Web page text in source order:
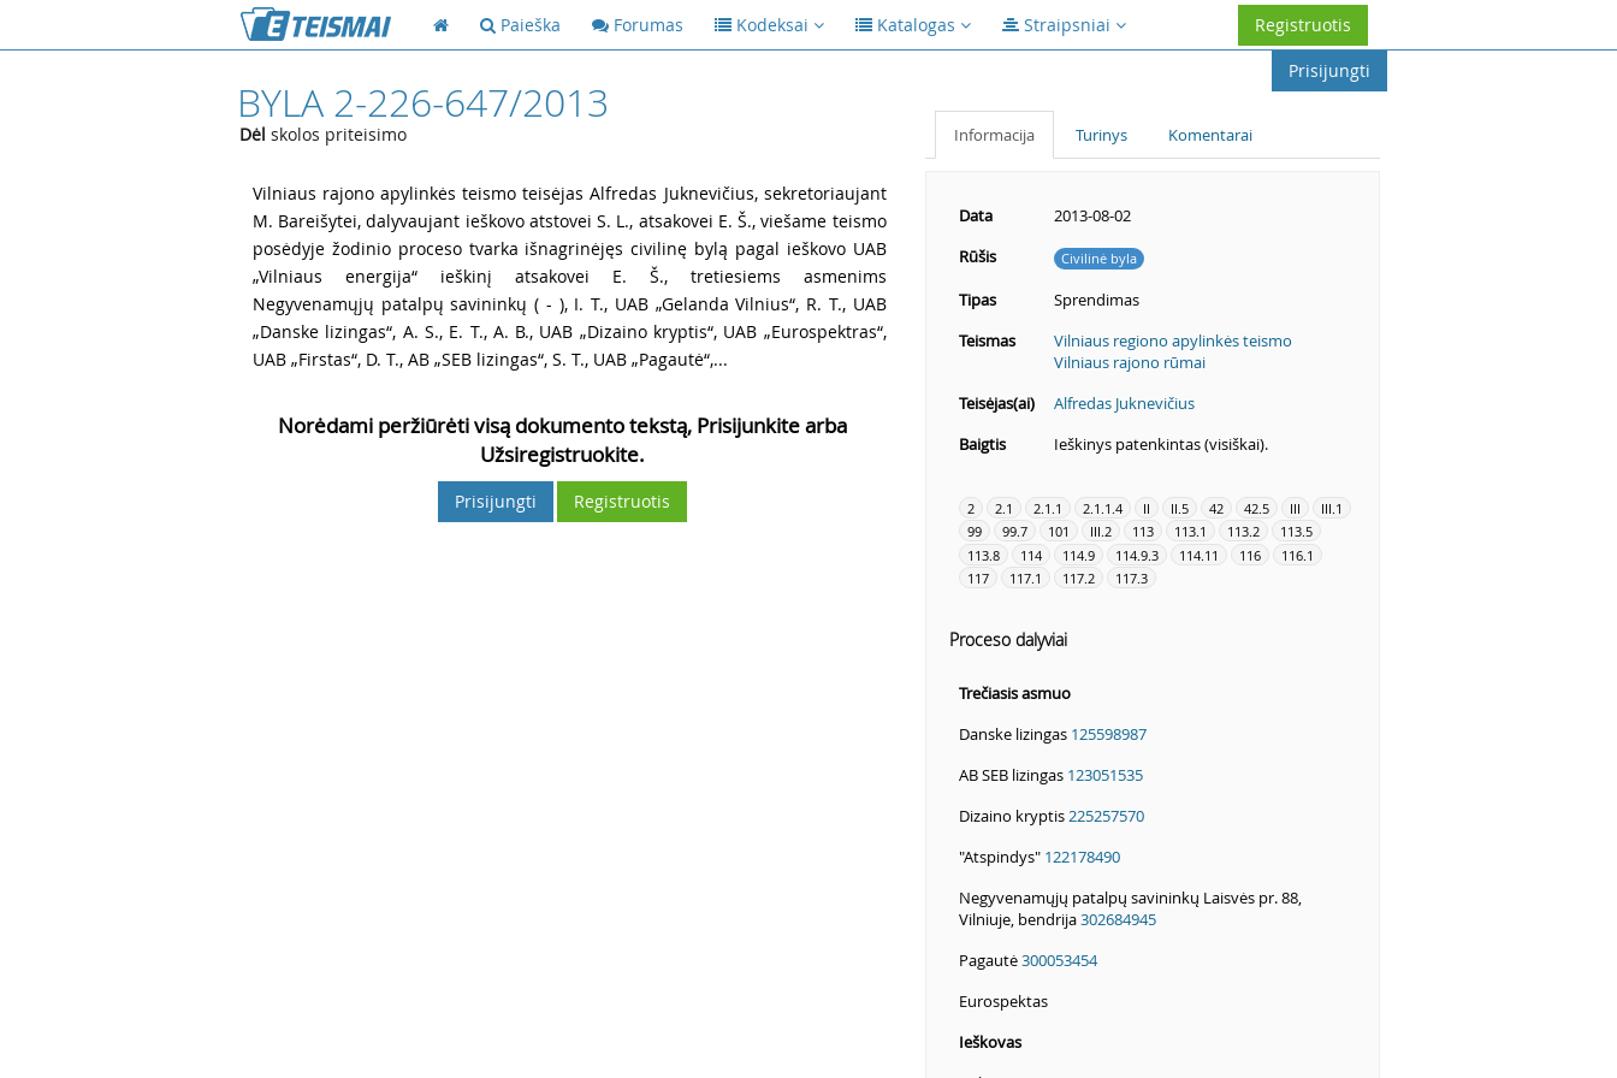
Paieška Forumas Kodeksai Katalogas Straipsniai
Registruotis
Prisijungti
BYLA 2-226-647/2013
Dėl skolos priteisimo
Vilniaus rajono apylinkės teismo teisėjas Alfredas Juknevičius, sekretoriaujant
M. Bareišytei, dalyvaujant ieškovo atstovei S. L., atsakovei E. Š., viešame teismo
posėdyje žodinio proceso tvarka išnagrinėjęs civilinę bylą pagal ieškovo UAB
„Vilniaus energija“ ieškinį atsakovei E. Š., tretiesiems asmenims
Negyvenamųjų patalpų savininkų ( - ), I. T., UAB „Gelanda Vilnius“, R. T., UAB
„Danske lizingas“, A. S., E. T., A. B., UAB „Dizaino kryptis“, UAB „Eurospektras“,
UAB „Firstas“, D. T., AB „SEB lizingas“, S. T., UAB „Pagautė“,...
Norėdami peržiūrėti visą dokumento tekstą, Prisijunkite arba
Užsiregistruokite.
Prisijungti Registruotis
Informacija Turinys Komentarai
Data
2013-08-02
Rūšis
Civilinė byla
Tipas
Sprendimas
Teismas
Vilniaus regiono apylinkės teismo
Vilniaus rajono rūmai
Teisėjas(ai)
Alfredas Juknevičius
Baigtis
Ieškinys patenkintas (visiškai).
2 2.1 2.1.1 2.1.1.4 II II.5 42 42.5 III
III.1
99
99.7 101 III.2 113 113.1 113.2
113.5
113.8
114 114.9 114.9.3 114.11 116
116.1
117
117.1 117.2 117.3
Proceso dalyviai
Trečiasis asmuo
Danske lizingas 125598987
AB SEB lizingas 123051535
Dizaino kryptis225257570
"Atspindys" 122178490
Negyvenamųjų patalpų savininkų Laisvės pr. 88,
Vilniuje, bendrija302684945
Pagautė300053454
Eurospektas
Ieškovas